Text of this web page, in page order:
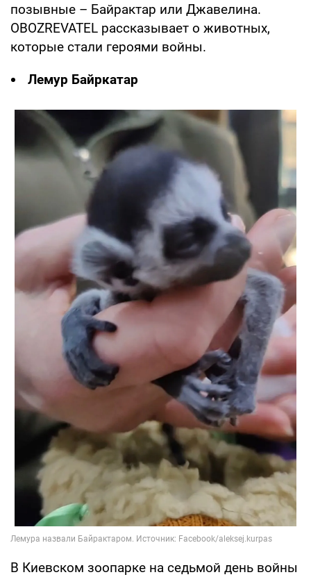
позывные – Байрактар или Джавелина.
OBOZREVATEL рассказывает о животных,
которые стали героями войны.
Лемур Байркатар
В Киевском зоопарке на седьмой день войны